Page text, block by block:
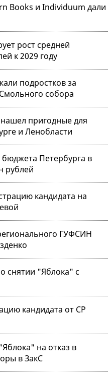
Books и Individuum дали
рост средней
к 2029 году
подростков за
собора
пригодные для
и Ленобласти
Петербурга в
рублей
кандидата на
ГУФСИН
снятии "Яблока" с
кандидата от СР
на отказ в
в ЗакС